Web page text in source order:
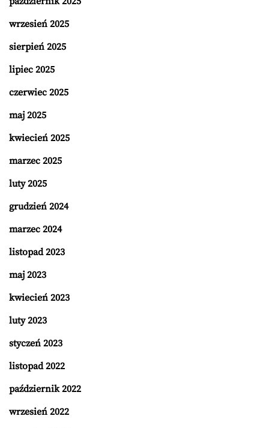
wrzesień 2025
sierpień 2025
lipiec 2025
czerwiec 2025
maj 2025
kwiecień 2025
marzec 2025
luty 2025
grudzień 2024
marzec 2024
listopad 2023
maj 2023
kwiecień 2023
luty 2023
styczeń 2023
listopad 2022
październik 2022
wrzesień 2022